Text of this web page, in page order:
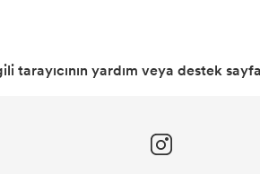
yardım veya destek